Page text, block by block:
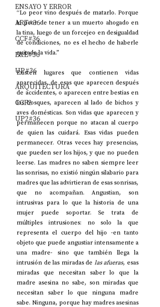
ENSAYO Y ERROR
ART#36
CCF#36
E&E#36
UP#36
ARQUITECTURA
CCF2
UP2#36
“Lo peor vino después de matarlo. Porque
lo peor de tener a un muerto ahogado en
la tina, luego de un forcejeo en desigualdad
de condiciones, no es el hecho de haberle
quitado la vida.”
Existen lugares que contienen vidas
aparecidas, de esas que aparecen después
de accidentes, o aparecen entre bestias en
los bosques, aparecen al lado de bichos y
aves domésticas. Son vidas que aparecen y
permanecen porque no atacan al cuerpo
de quien las cuidará. Esas vidas pueden
permanecer. Otras veces hay presencias,
que pueden ser los hijos, y que no pueden
leerse. Las madres no saben siempre leer
las sonrisas, no existió ningún silabario para
madres que las advirtieran de esas sonrisas,
que no acompañan. Angustian, son
intrusivas para lo que la historia de una
mujer puede soportar. Se trata de
múltiples intrusiones: no solo la que
representa el cuerpo del hijo -en tanto
objeto que puede angustiar intensamente a
una madre- sino que también llega la
intrusión de las miradas de las afueras, esas
miradas que necesitan saber lo que la
madre asesina no sabe, son miradas que
necesitan saber lo que ninguna madre
sabe. Ninguna, porque hay madres asesinas